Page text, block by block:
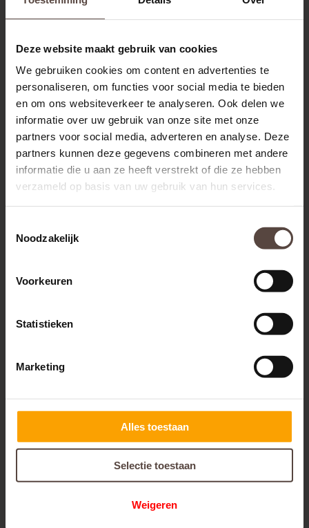
Deze website maakt gebruik van cookies
We gebruiken cookies om content en advertenties te
personaliseren, om functies voor social media te bieden
en om ons websiteverkeer te analyseren. Ook delen we
informatie over uw gebruik van onze site met onze
partners voor social media, adverteren en analyse. Deze
partners kunnen deze gegevens combineren met andere
informatie die u aan ze heeft verstrekt of die ze hebben
verzameld op basis van uw gebruik van hun services.
Noodzakelijk
Voorkeuren
Statistieken
Marketing
Alles toestaan
Selectie toestaan
Weigeren
Beroepsziekte
Voor als u ten gevolge van uw beroep een
aandoening of ziekte oploopt.
Ongeval veroorzaakt door dieren